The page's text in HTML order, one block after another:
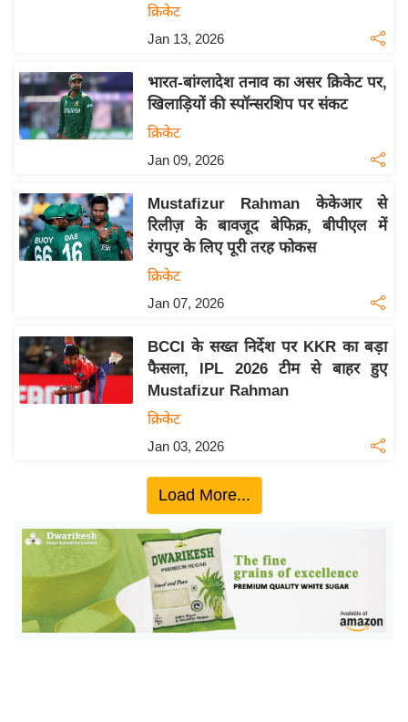
र
मि
सा
बे
मि
सा
य
त
यं
हि
ग
त
क्रिकेट
Jan 13, 2026
भारत-बांग्लादेश तनाव का असर क्रिकेट पर,
खिलाड़ियों की स्पॉन्सरशिप पर संकट
क्रिकेट
Jan 09, 2026
Mustafizur Rahman केकेआर से
रिलीज़ के बावजूद बेफिक्र, बीपीएल में
रंगपुर के लिए पूरी तरह फोकस
क्रिकेट
Jan 07, 2026
BCCI के सख्त निर्देश पर KKR का बड़ा
फैसला, IPL 2026 टीम से बाहर हुए
Mustafizur Rahman
क्रिकेट
Jan 03, 2026
Load More...